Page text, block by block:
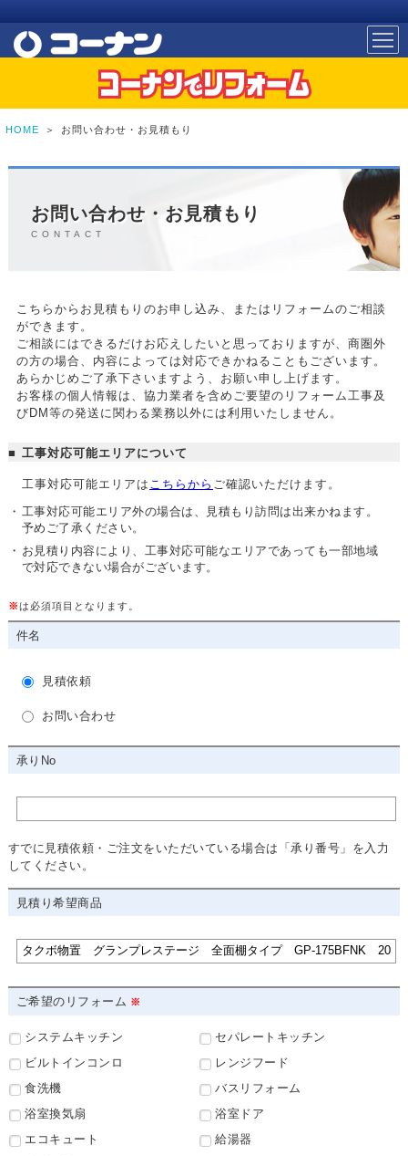
HOME ＞ お問い合わせ・お見積もり
お問い合わせ・お見積もり
CONTACT
こちらからお見積もりのお申し込み、またはリフォームのご相談
ができます。
ご相談にはできるだけお応えしたいと思っておりますが、商圏外
の方の場合、内容によっては対応できかねることもございます。
あらかじめご了承下さいますよう、お願い申し上げます。
お客様の個人情報は、協力業者を含めご要望のリフォーム工事及
びDM等の発送に関わる業務以外には利用いたしません。
工事対応可能エリアについて
工事対応可能エリアは こちらから ご確認いただけます。
工事対応可能エリア外の場合は、見積もり訪問は出来かねます。
予めご了承ください。
お見積り内容により、工事対応可能なエリアであっても一部地域
で対応できない場合がございます。
※は必須項目となります。
件名
見積依頼
お問い合わせ
承りNo
すでに見積依頼・ご注文をいただいている場合は「承り番号」を入力
してください。
見積り希望商品
ご希望のリフォーム
システムキッチン
セパレートキッチン
ビルトインコンロ
レンジフード
食洗機
バスリフォーム
浴室換気扇
浴室ドア
エコキュート
給湯器